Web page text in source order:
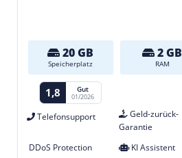
20 GB
Speicherplatz
2 GB
RAM
1,8 Gut
01/2026
Telefonsupport
Geld-zurück-
Garantie
DDoS Protection
KI Assistent